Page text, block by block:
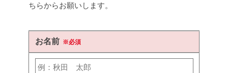
ちらからお願いします。
お名前 ※必須